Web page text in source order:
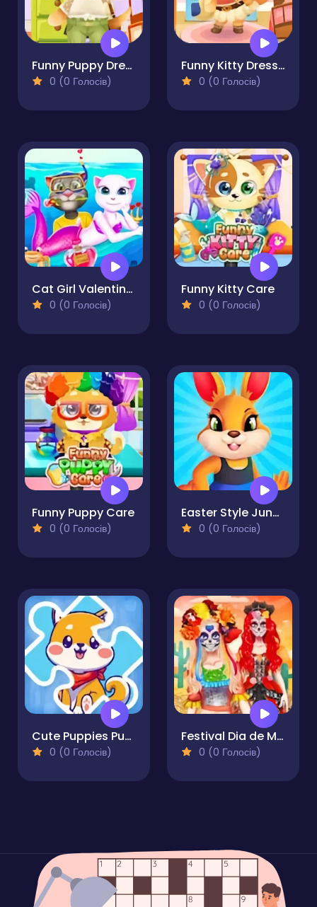
Funny Puppy Dressup
0 (0 Голосів)
Funny Kitty Dressup
0 (0 Голосів)
Cat Girl Valentine Story Deep Water
0 (0 Голосів)
Funny Kitty Care
0 (0 Голосів)
Funny Puppy Care
0 (0 Голосів)
Easter Style Junction Egg Hunt Extravaganza
0 (0 Голосів)
Cute Puppies Puzzle
0 (0 Голосів)
Festival Dia de Muertos
0 (0 Голосів)